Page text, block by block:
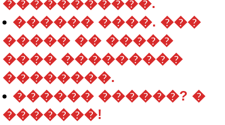
�����������.
������ ����. ���
����� �� �����
���� ���������
��������.
������ ������? �
�������!